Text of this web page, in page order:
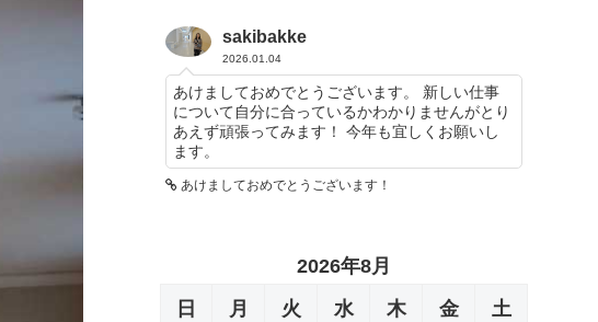
sakibakke
2026.01.04
あけましておめでとうございます。 新しい仕事
について自分に合っているかわかりませんがとり
あえず頑張ってみます！ 今年も宜しくお願いし
ます。
あけましておめでとうございます！
2026年8月
日
月 火 水 木 金
土